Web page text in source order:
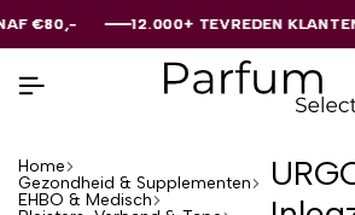
12.000+ TEVREDEN KLANTEN
12.000+ TEVREDEN KLANTEN
12.000+ TEVREDEN KLANTEN
Home
Gezondheid & Supplementen
EHBO & Medisch